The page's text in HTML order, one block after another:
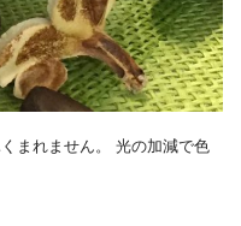
まれません。 光の加減で色